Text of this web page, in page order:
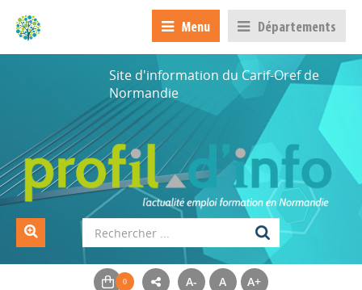
Menu Départements
Site d'information du Carif-Oref de
Normandie
A- A A+